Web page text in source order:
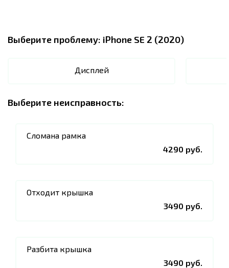
Выберите проблему: iPhone SE 2 (2020)
Дисплей
Выберите неисправность:
Сломана рамка
4290 руб.
Отходит крышка
3490 руб.
Разбита крышка
3490 руб.